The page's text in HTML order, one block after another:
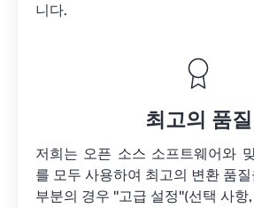
니다.
최고의 품질
저희는 오픈 소스 소프트웨어와
를 모두 사용하여 최고의 변환 품
부분의 경우 "고급 설정"(선택 사항,